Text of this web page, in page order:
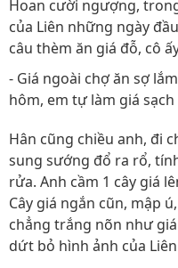
Hoan cười ngượng,
của Liên những ngày
câu thèm ăn giá đỗ, cô
- Giá ngoài chợ ăn sợ
hôm, em tự làm giá
Hân cũng chiều anh, đi
sung sướng đổ ra rổ,
rửa. Anh cầm 1 cây giá
Cây giá ngắn cũn, mập
chẳng trắng nõn như
dứt bỏ hình ảnh của